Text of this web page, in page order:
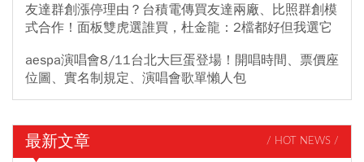
友達群創漲停理由？台積電傳買友達兩廠、比照群創模
式合作！面板雙虎選誰買，杜金龍：2檔都好但我選它
aespa演唱會8/11台北大巨蛋登場！開唱時間、票價座
位圖、實名制規定、演唱會歌單懶人包
最新文章 / HOT NEWS /